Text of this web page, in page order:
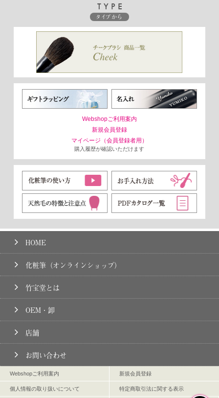
TYPE
タイプから
Webshopご利用案内
新規会員登録
マイページ（会員登録者用）
購入履歴が確認いただけます
HOME
化粧筆（オンラインショップ）
竹宝堂とは
OEM・卸
店舗
お問い合わせ
Webshopご利用案内 新規会員登録
個人情報の取り扱いについて 特定商取引法に関する表示